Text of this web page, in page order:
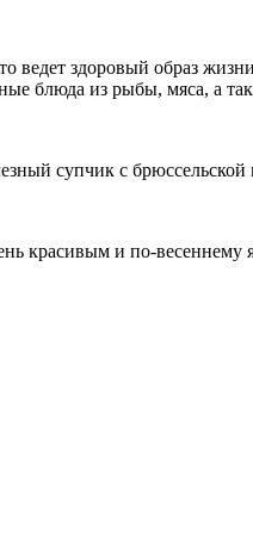
ведет здоровый образ
блюда из рыбы, мяса, а
супчик с брюссельской
красивым и по-